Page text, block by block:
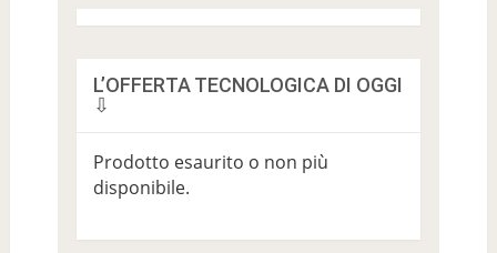
L’OFFERTA TECNOLOGICA DI OGGI
⇩
Prodotto esaurito o non più
disponibile.